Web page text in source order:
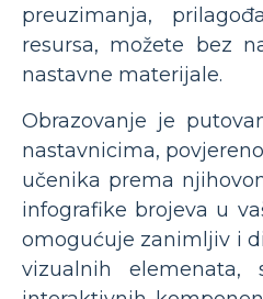
preuzimanja,
resursa, možete bez
nastavne materijale.
Obrazovanje je
nastavnicima,
učenika prema
infografike brojeva u
omogućuje zanimljiv i
vizualnih elemenata,